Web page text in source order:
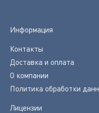
Информация
Контакты
Доставка и оплата
О компании
Политика обработки
Лицензии